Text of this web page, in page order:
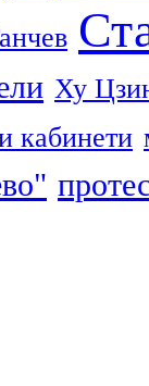
Ху
кабинети